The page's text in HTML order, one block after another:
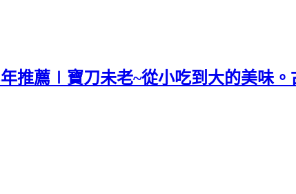
推薦∣寶刀未老~從小吃到大的美味